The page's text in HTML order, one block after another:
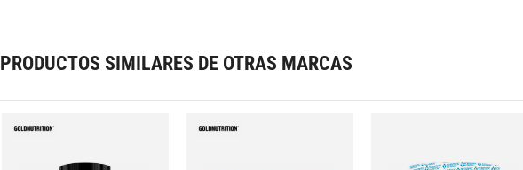
PRODUCTOS SIMILARES DE OTRAS MARCAS